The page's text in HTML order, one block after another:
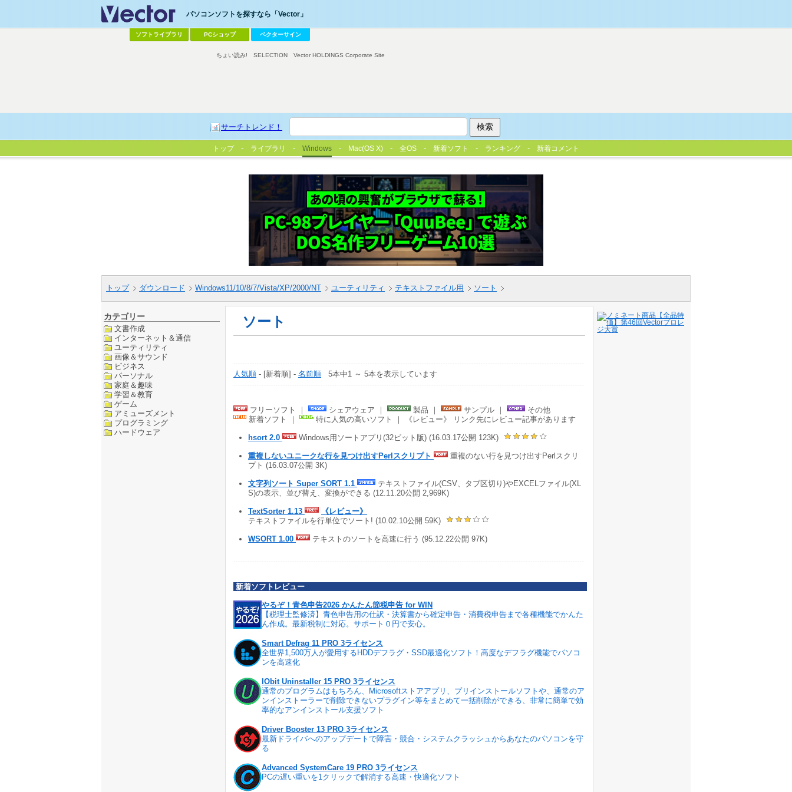
パソコンソフトを探すなら「Vector」
ソフトライブラリ PCショップ ベクターサイン
サーチトレンド！
ちょい読み! SELECTION Vector HOLDINGS Corporate Site
トップ ライブラリ Windows Mac(OS X) 全OS 新着ソフト ランキング 新着コメント
トップ ダウンロード Windows11/10/8/7/Vista/XP/2000/NT ユーティリティ テキストファイル用 ソート
カテゴリー
文書作成
インターネット＆通信
ユーティリティ
画像＆サウンド
ビジネス
パーソナル
家庭＆趣味
学習＆教育
ゲーム
アミューズメント
プログラミング
ハードウェア
ソート
人気順 - [新着順] - 名前順 5本中1 ～ 5本を表示しています
フリーソフト ｜ シェアウェア ｜ 製品 ｜ サンプル ｜
その他
新着ソフト ｜
特に人気の高いソフト ｜ 《レビュー》 リンク先にレビュー記事があります
hsort 2.0 Windows用ソートアプリ(32ビット版) (16.03.17公開 123K)
重複しないユニークな行を見つけ出すPerlスクリプト
重複のない行を見つけ出すPerlスクリ
プト (16.03.07公開 3K)
文字列ソート Super SORT 1.1
テキストファイル(CSV、タブ区切り)やEXCELファイル(XL
S)の表示、並び替え、変換ができる (12.11.20公開 2,969K)
TextSorter 1.13
《レビュー》
テキストファイルを行単位でソート! (10.02.10公開 59K)
WSORT 1.00 テキストのソートを高速に行う (95.12.22公開 97K)
新着ソフトレビュー
やるぞ！青色申告2026 かんたん節税申告 for WIN
【税理士監修済】青色申告用の仕訳・決算書から確定申告・消費税申告まで各種機能でかんた
ん作成。最新税制に対応。サポート０円で安心。
Smart Defrag 11 PRO 3ライセンス
全世界1,500万人が愛用するHDDデフラグ・SSD最適化ソフト！高度なデフラグ機能でパソコ
ンを高速化
IObit Uninstaller 15 PRO 3ライセンス
通常のプログラムはもちろん、Microsoftストアアプリ、プリインストールソフトや、通常のア
ンインストーラーで削除できないプラグイン等をまとめて一括削除ができる、非常に簡単で効
率的なアンインストール支援ソフト
Driver Booster 13 PRO 3ライセンス
最新ドライバへのアップデートで障害・競合・システムクラッシュからあなたのパソコンを守
る
Advanced SystemCare 19 PRO 3ライセンス
PCの遅い重いを1クリックで解消する高速・快適化ソフト